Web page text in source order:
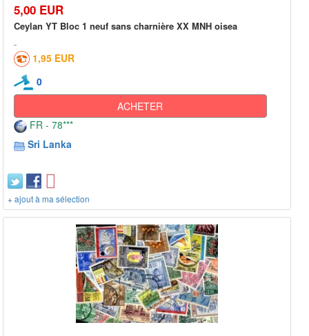
5,00 EUR
Ceylan YT Bloc 1 neuf sans charnière XX MNH oisea
1,95 EUR
0
ACHETER
FR - 78***
Sri Lanka
+ ajout à ma sélection